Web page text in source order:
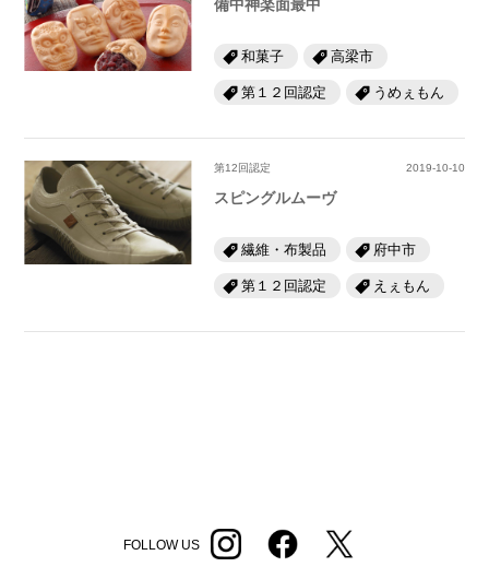
備中神楽面最中
和菓子 高梁市
第１２回認定 うめぇもん
第12回認定 2019-10-10
スピングルムーヴ
繊維・布製品 府中市
第１２回認定 えぇもん
FOLLOW US